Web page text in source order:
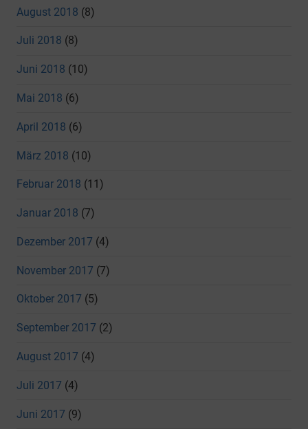
August 2018 (8)
Juli 2018 (8)
Juni 2018 (10)
Mai 2018 (6)
April 2018 (6)
März 2018 (10)
Februar 2018 (11)
Januar 2018 (7)
Dezember 2017 (4)
November 2017 (7)
Oktober 2017 (5)
September 2017 (2)
August 2017 (4)
Juli 2017 (4)
Juni 2017 (9)